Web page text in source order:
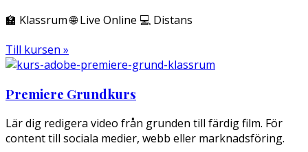
🏫 Klassrum 🌐 Live Online 💻 Distans
Till kursen »
Premiere Grundkurs
Lär dig redigera video från grunden till färdig film. För
content till sociala medier, webb eller marknadsföring.